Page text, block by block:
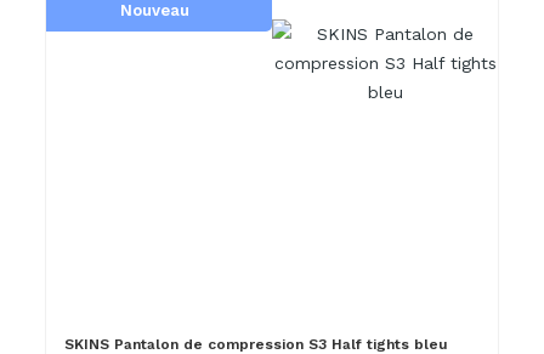
Nouveau
SKINS Pantalon de compression S3 Half tights bleu